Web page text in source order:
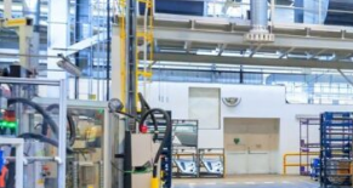
“La sostenibilidad está en
el centro de Cervecería
Ambev Guatemala» –
Ricardo Urteaga
EN PORTADA mayo 2026